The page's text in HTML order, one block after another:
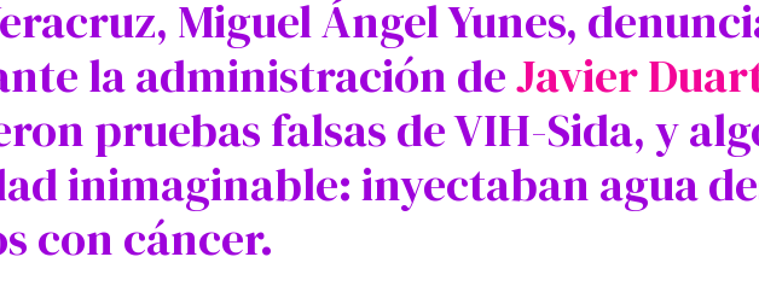
Miguel Ángel Yunes,
la administración deJavier
pruebas falsas de VIH-Sida, y
inimaginable: inyectaban agua
con cáncer.